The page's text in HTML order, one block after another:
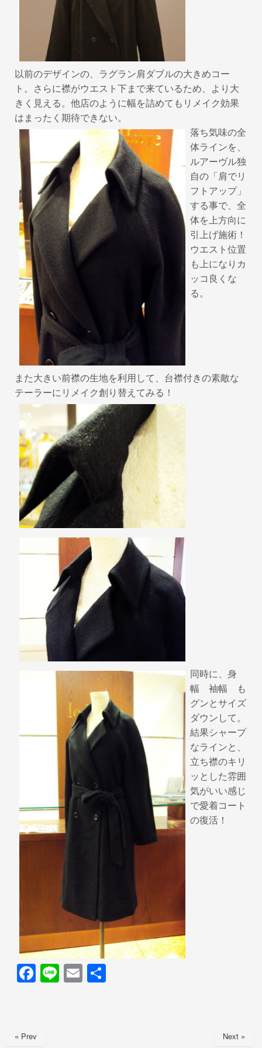
以前のデザインの、ラグラン肩ダブルの大きめコー
ト。さらに襟がウエスト下まで来ているため、より大
きく見える。他店のように幅を詰めてもリメイク効果
はまったく期待できない。
落ち気味の全
体ラインを、
ルアーヴル独
自の「肩でリ
フトアップ」
する事で、全
体を上方向に
引上げ施術！
ウエスト位置
も上になりカ
ッコ良くな
る。
また大きい前襟の生地を利用して、台襟付きの素敵な
テーラーにリメイク創り替えてみる！
同時に、身
幅 袖幅 も
グンとサイズ
ダウンして。
結果シャープ
なラインと、
立ち襟のキリ
ッとした雰囲
気がいい感じ
で愛着コート
の復活！
F
a
e
Li
n
E
m
« Prev Next »